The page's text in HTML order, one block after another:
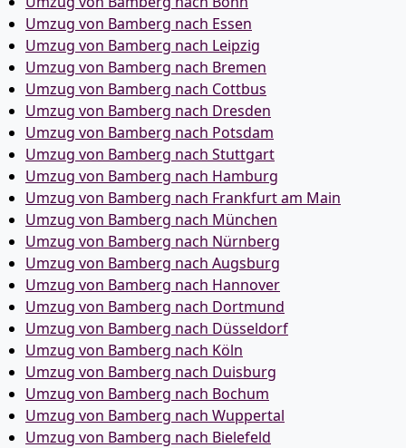
Umzug von Bamberg nach Essen
Umzug von Bamberg nach Leipzig
Umzug von Bamberg nach Bremen
Umzug von Bamberg nach Cottbus
Umzug von Bamberg nach Dresden
Umzug von Bamberg nach Potsdam
Umzug von Bamberg nach Stuttgart
Umzug von Bamberg nach Hamburg
Umzug von Bamberg nach Frankfurt am Main
Umzug von Bamberg nach München
Umzug von Bamberg nach Nürnberg
Umzug von Bamberg nach Augsburg
Umzug von Bamberg nach Hannover
Umzug von Bamberg nach Dortmund
Umzug von Bamberg nach Düsseldorf
Umzug von Bamberg nach Köln
Umzug von Bamberg nach Duisburg
Umzug von Bamberg nach Bochum
Umzug von Bamberg nach Wuppertal
Umzug von Bamberg nach Bielefeld